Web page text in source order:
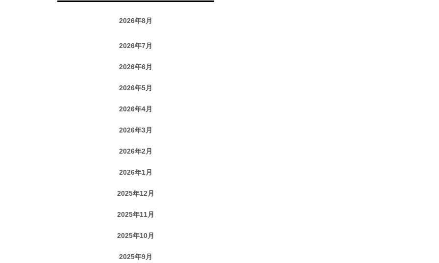
2026年8月
2026年7月
2026年6月
2026年5月
2026年4月
2026年3月
2026年2月
2026年1月
2025年12月
2025年11月
2025年10月
2025年9月